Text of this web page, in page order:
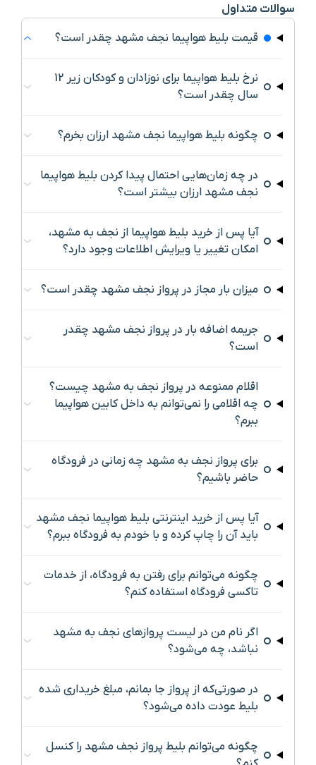
سوالات متداول
قیمت بلیط هواپیما نجف مشهد چقدر است؟
نرخ بلیط هواپیما برای نوزادان و کودکان زیر 12
سال چقدر است؟
چگونه بلیط هواپیما نجف مشهد ارزان بخرم؟
در چه زمان‌هایی احتمال پیدا کردن بلیط هواپیما
نجف مشهد ارزان بیشتر است؟
آیا پس از خرید بلیط هواپیما از نجف به مشهد،
امکان تغییر یا ویرایش اطلاعات وجود دارد؟
میزان بار مجاز در پرواز نجف مشهد چقدر است؟
جریمه اضافه بار در پرواز نجف مشهد چقدر
است؟
اقلام ممنوعه در پرواز نجف به مشهد چیست؟
چه اقلامی را نمی‌توانم به داخل کابین هواپیما
ببرم؟
برای پرواز نجف به مشهد چه زمانی در فرودگاه
حاضر باشیم؟
آیا پس از خرید اینترنتی بلیط هواپیما نجف مشهد
باید آن را چاپ کرده و با خودم به فرودگاه ببرم؟
چگونه می‌توانم برای رفتن به فرودگاه، از خدمات
تاکسی فرودگاه استفاده کنم؟
اگر نام من در لیست پروازهای نجف به مشهد
نباشد، چه می‌شود؟
در صورتی‌که از پرواز جا بمانم، مبلغ خریداری شده
بلیط عودت داده می‌شود؟
چگونه می‌توانم بلیط پرواز نجف مشهد را کنسل